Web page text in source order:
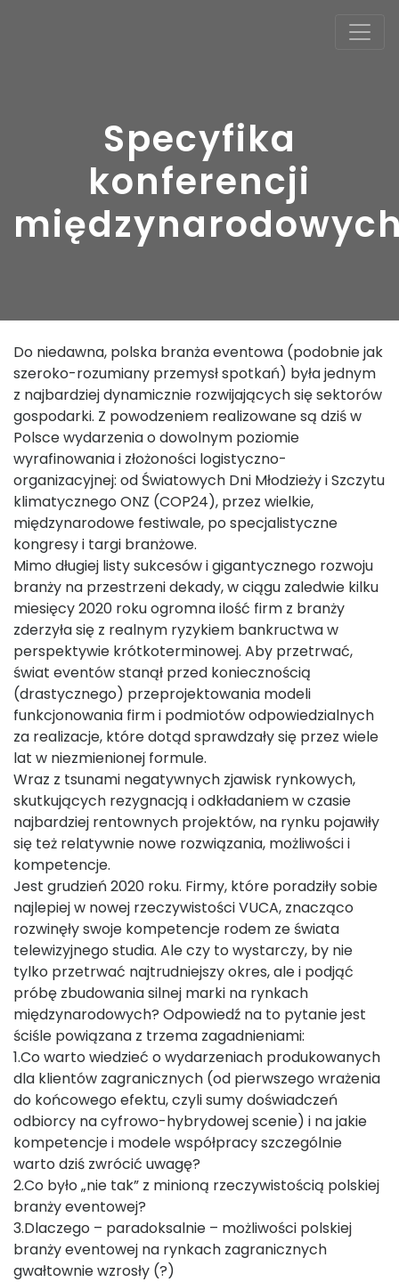
Specyfika
konferencji
Do niedawna, polska branża eventowa (podobnie jak
szeroko-rozumiany przemysł spotkań) była jednym
z najbardziej dynamicznie rozwijających się sektorów
gospodarki. Z powodzeniem realizowane są dziś w
Polsce wydarzenia o dowolnym poziomie
wyrafinowania i złożoności logistyczno-
organizacyjnej: od Światowych Dni Młodzieży i Szczytu
klimatycznego ONZ (COP24), przez wielkie,
międzynarodowe festiwale, po specjalistyczne
kongresy i targi branżowe.
Mimo długiej listy sukcesów i gigantycznego rozwoju
branży na przestrzeni dekady, w ciągu zaledwie kilku
miesięcy 2020 roku ogromna ilość firm z branży
zderzyła się z realnym ryzykiem bankructwa w
perspektywie krótkoterminowej. Aby przetrwać,
świat eventów stanął przed koniecznością
(drastycznego) przeprojektowania modeli
funkcjonowania firm i podmiotów odpowiedzialnych
za realizacje, które dotąd sprawdzały się przez wiele
lat w niezmienionej formule.
Wraz z tsunami negatywnych zjawisk rynkowych,
skutkujących rezygnacją i odkładaniem w czasie
najbardziej rentownych projektów, na rynku pojawiły
się też relatywnie nowe rozwiązania, możliwości i
kompetencje.
Jest grudzień 2020 roku. Firmy, które poradziły sobie
najlepiej w nowej rzeczywistości VUCA, znacząco
rozwinęły swoje kompetencje rodem ze świata
telewizyjnego studia. Ale czy to wystarczy, by nie
tylko przetrwać najtrudniejszy okres, ale i podjąć
próbę zbudowania silnej marki na rynkach
międzynarodowych? Odpowiedź na to pytanie jest
ściśle powiązana z trzema zagadnieniami:
1.Co warto wiedzieć o wydarzeniach produkowanych
dla klientów zagranicznych (od pierwszego wrażenia
do końcowego efektu, czyli sumy doświadczeń
odbiorcy na cyfrowo-hybrydowej scenie) i na jakie
kompetencje i modele współpracy szczególnie
warto dziś zwrócić uwagę?
2.Co było „nie tak” z minioną rzeczywistością polskiej
branży eventowej?
3.Dlaczego – paradoksalnie – możliwości polskiej
branży eventowej na rynkach zagranicznych
gwałtownie wzrosły (?)